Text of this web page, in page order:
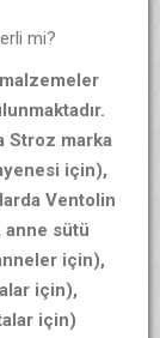
mi?
Stroz marka
için),
Ventolin
anne sütü
için),
için),
için)